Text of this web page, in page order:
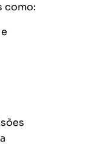
como: